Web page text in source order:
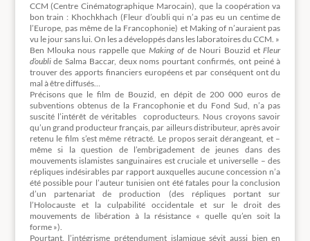
CCM (Centre Cinématographique Marocain), que la coopération va
bon train : Khochkhach (Fleur d’oubli qui n’a pas eu un centime de
l’Europe, pas même de la Francophonie) et Making of n’auraient pas
vu le jour sans lui. On les a développés dans les laboratoires du CCM. »
Ben Mlouka nous rappelle que Making ofde Nouri Bouzid etFleur
d’oublide Salma Baccar, deux noms pourtant confirmés, ont peiné à
trouver des apports financiers européens et par conséquent ont du
mal à être diffusés…
Précisons que le film de Bouzid, en dépit de 200 000 euros de
subventions obtenus de la Francophonie et du Fond Sud, n’a pas
suscité l’intérêt de véritables coproducteurs. Nous croyons savoir
qu’un grand producteur français, par ailleurs distributeur, après avoir
retenu le film s’est même rétracté. Le propos serait dérangeant, et –
même si la question de l’embrigadement de jeunes dans des
mouvements islamistes sanguinaires est cruciale et universelle – des
répliques indésirables par rapport auxquelles aucune concession n’a
été possible pour l’auteur tunisien ont été fatales pour la conclusion
d’un partenariat de production (des répliques portant sur
l’Holocauste et la culpabilité occidentale et sur le droit des
mouvements de libération à la résistance « quelle qu’en soit la
forme »).
Pourtant, l’intégrisme prétendument islamique sévit aussi bien en